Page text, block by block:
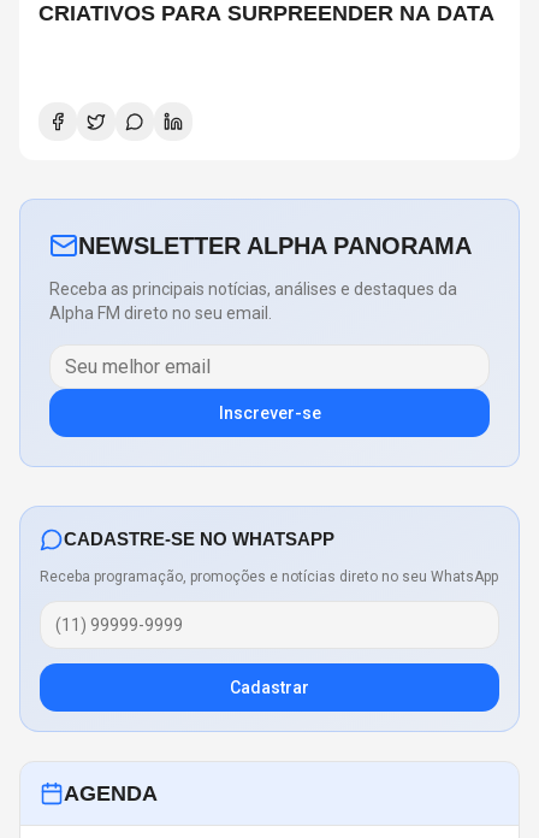
CRIATIVOS PARA SURPREENDER NA DATA
NEWSLETTER ALPHA PANORAMA
Receba as principais notícias, análises e destaques da
Alpha FM direto no seu email.
Inscrever-se
CADASTRE-SE NO WHATSAPP
Receba programação, promoções e notícias direto no seu WhatsApp
Cadastrar
AGENDA